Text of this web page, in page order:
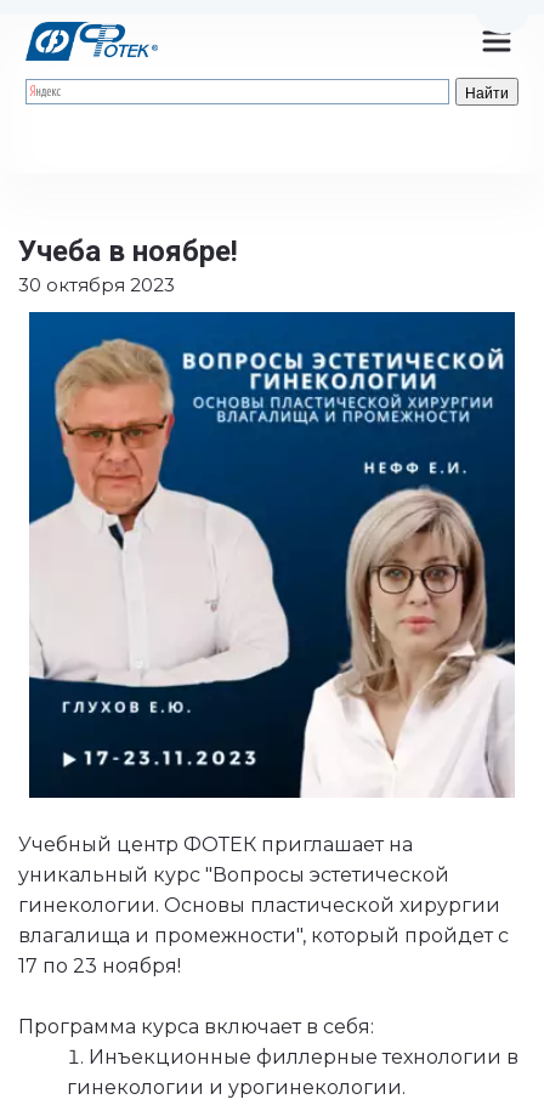
Учеба в ноябре!
30 октября 2023
Учебный центр ФОТЕК приглашает на
уникальный курс "Вопросы эстетической
гинекологии. Основы пластической хирургии
влагалища и промежности", который пройдет с
17 по 23 ноября!
Программа курса включает в себя:
Инъекционные филлерные технологии в
гинекологии и урогинекологии.